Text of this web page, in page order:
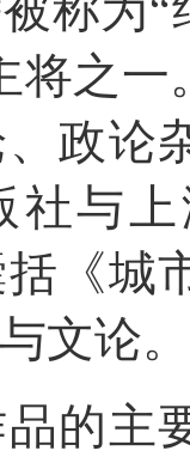
将之
政论
社与
《城
文论。
的主